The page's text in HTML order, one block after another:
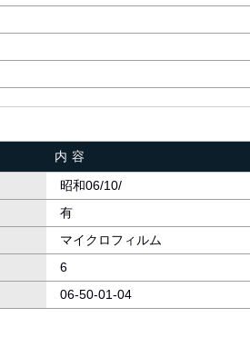
内容
昭和06/10/
有
マイクロフィルム
6
06-50-01-04